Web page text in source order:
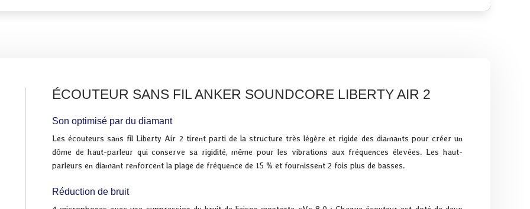
ÉCOUTEUR SANS FIL ANKER SOUNDCORE LIBERTY AIR 2
Son optimisé par du diamant
Les écouteurs sans fil Liberty Air 2 tirent parti de la structure très légère et rigide des diamants pour créer un
dôme de haut-parleur qui conserve sa rigidité, même pour les vibrations aux fréquences élevées. Les haut-
parleurs en diamant renforcent la plage de fréquence de 15 % et fournissent 2 fois plus de basses.
Réduction de bruit